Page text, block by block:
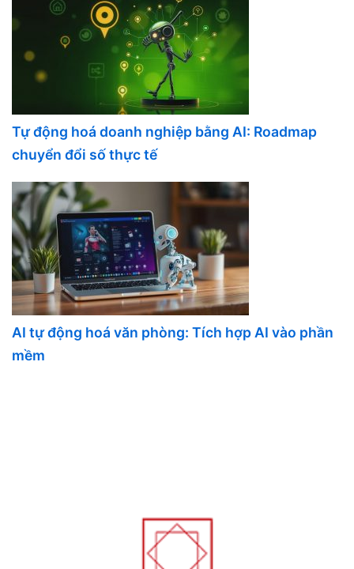
Tự động hoá doanh nghiệp bằng AI: Roadmap
chuyển đổi số thực tế
AI tự động hoá văn phòng: Tích hợp AI vào phần
mềm